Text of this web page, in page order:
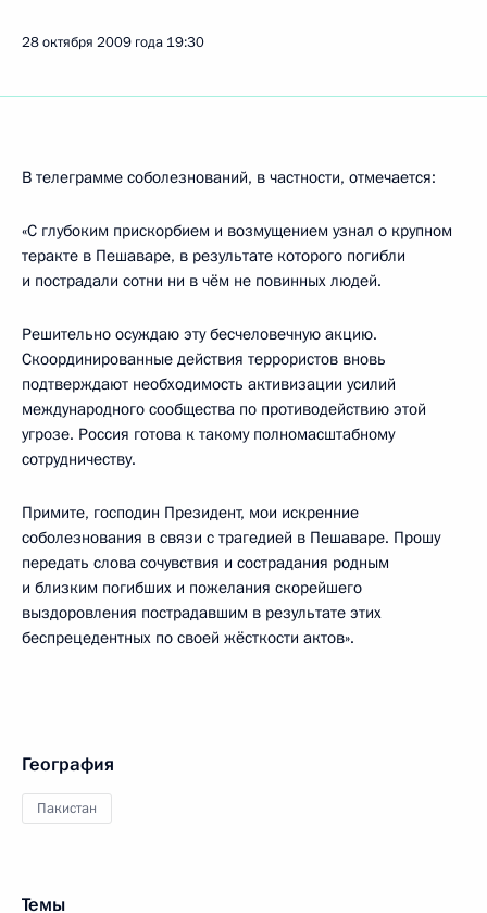
28 октября 2009 года 19:30
В телеграмме соболезнований, в частности, отмечается:
«С глубоким прискорбием и возмущением узнал о крупном
теракте в Пешаваре, в результате которого погибли
и пострадали сотни ни в чём не повинных людей.
Решительно осуждаю эту бесчеловечную акцию.
Скоординированные действия террористов вновь
подтверждают необходимость активизации усилий
международного сообщества по противодействию этой
угрозе. Россия готова к такому полномасштабному
сотрудничеству.
Примите, господин Президент, мои искренние
соболезнования в связи с трагедией в Пешаваре. Прошу
передать слова сочувствия и сострадания родным
и близким погибших и пожелания скорейшего
выздоровления пострадавшим в результате этих
беспрецедентных по своей жёсткости актов».
География
Пакистан
Темы